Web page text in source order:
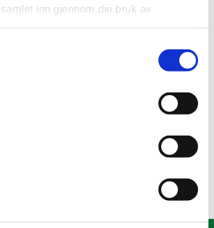
inn gjennom din bruk av
til post@aureforum.no.
stille med en stemmeberettiget.